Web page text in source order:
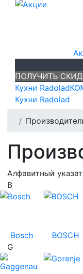
ПОЛУЧИТЬ
Кухни Radolad
Кухни Radolad
Алфавитный
B
Bosch
BOSCH
G